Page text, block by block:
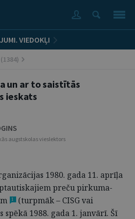
VIEDOKĻI
un ar to saistītās
ieskats
augstskolas vieslektors
1980. gada 11. aprīļa
preču pirkuma-
1
(turpmāk – CISG vai
spēkā 1988. gada 1. janvārī. Šī